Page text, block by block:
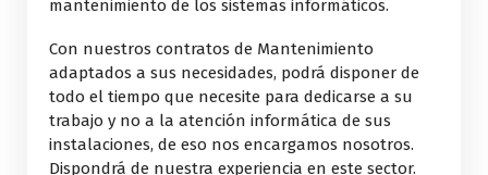
mantenimiento de los sistemas informáticos.
Con nuestros contratos de Mantenimiento
adaptados a sus necesidades, podrá disponer de
todo el tiempo que necesite para dedicarse a su
trabajo y no a la atención informática de sus
instalaciones, de eso nos encargamos nosotros.
Dispondrá de nuestra experiencia en este sector.